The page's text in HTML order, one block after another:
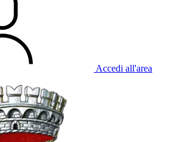
Accedi all'area